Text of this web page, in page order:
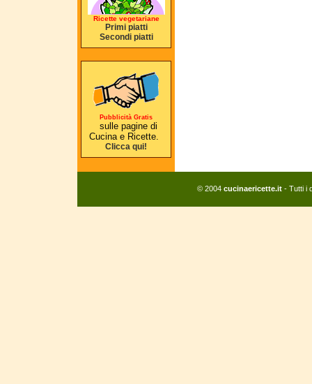
Ricette vegetariane
Primi piatti
Secondi piatti
Pubblicità Gratis
sulle pagine di
Cucina e Ricette.
Clicca qui!
© 2004 cucinaericette.it - Tutti i